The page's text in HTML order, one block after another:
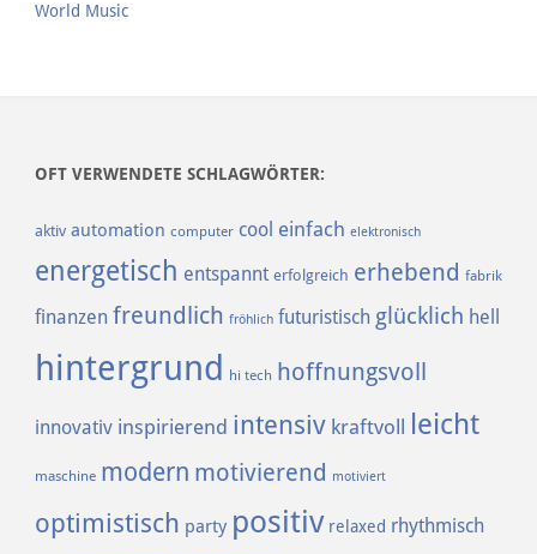
World Music
OFT VERWENDETE SCHLAGWÖRTER:
aktiv automation computer cool einfach elektronisch
energetisch entspannt erfolgreich erhebend fabrik
finanzen freundlich fröhlich futuristisch glücklich hell
hintergrund hi tech hoffnungsvoll
innovativ inspirierend intensiv kraftvoll leicht
maschine modern motivierend motiviert
optimistisch party positiv relaxed rhythmisch